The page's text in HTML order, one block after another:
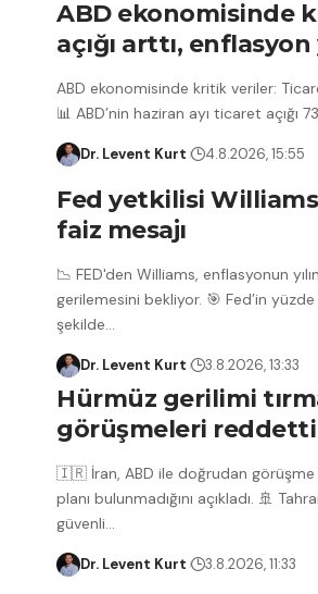
ABD ekonomisinde
açığı arttı, enflasyon
ABD ekonomisinde kritik veriler:
📊 ABD’nin haziran ayı ticaret açığı
Dr. Levent Kurt 4.8.2026, 15:55
Fed yetkilisi
faiz mesajı
📉 FED'den Williams, enflasyonun
gerilemesini bekliyor. 🎯 Fed’in
şekilde…
Dr. Levent Kurt 3.8.2026, 13:33
Hürmüz gerilimi
görüşmeleri reddetti
🇮🇷 İran, ABD ile doğrudan görüşme
planı bulunmadığını açıkladı. 🚢
güvenli…
Dr. Levent Kurt 3.8.2026, 11:33